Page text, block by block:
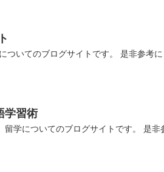
ついてのブログサイトです。 是非参考
学習術
学についてのブログサイトです。 是